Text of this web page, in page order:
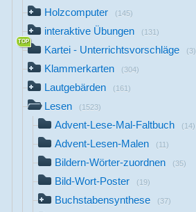
Holzcomputer (145)
interaktive Übungen (131)
Kartei - Unterrichtsvorschläge (3)
Klammerkarten (304)
Lautgebärden (161)
Lesen (1523)
Advent-Lese-Mal-Faltbuch (14)
Advent-Lesen-Malen (11)
Bildern-Wörter-zuordnen (35)
Bild-Wort-Poster (19)
Buchstabensynthese (37)